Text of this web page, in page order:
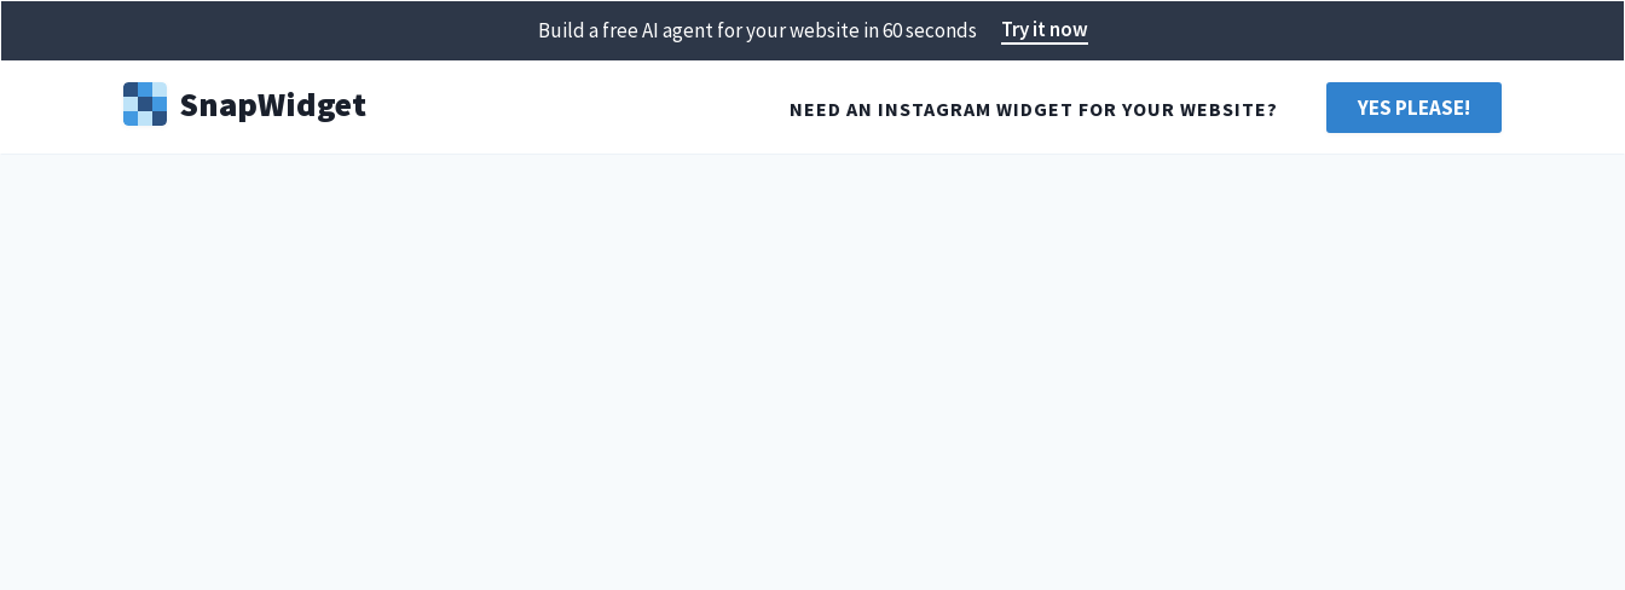
Build a free AI agent for your website in 60 seconds Try it now
SnapWidget NEED AN INSTAGRAM WIDGET FOR YOUR WEBSITE? YES PLEASE!